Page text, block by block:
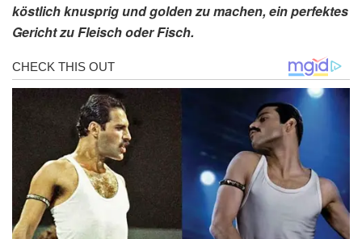
köstlich knusprig und golden zu machen, ein perfektes
Gericht zu Fleisch oder Fisch.